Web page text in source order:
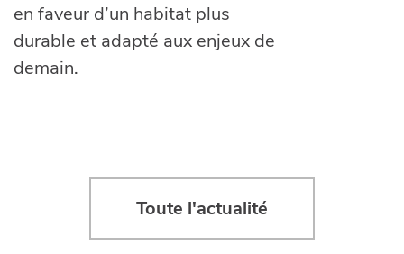
en faveur d’un habitat plus
durable et adapté aux enjeux de
demain.
Toute l'actualité